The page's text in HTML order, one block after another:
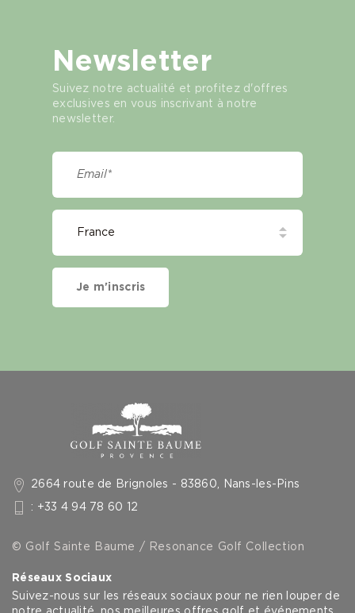
2664 route de Brignoles - 83860, Nans-les-Pins
: +33 4 94 78 60 12
© Golf Sainte Baume / Resonance Golf Collection
Réseaux Sociaux
Suivez-nous sur les réseaux sociaux pour ne rien louper de
Newsletter
Suivez notre actualité et profitez d'offres
exclusives en vous inscrivant à notre
newsletter.
Je m'inscris